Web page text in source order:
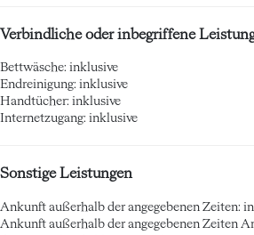
Verbindliche oder inbegriffene
Bettwäsche: inklusive
Endreinigung: inklusive
Handtücher: inklusive
Internetzugang: inklusive
Sonstige Leistungen
Ankunft außerhalb der angegebenen Zeiten:
Ankunft außerhalb der angegebenen Zeiten